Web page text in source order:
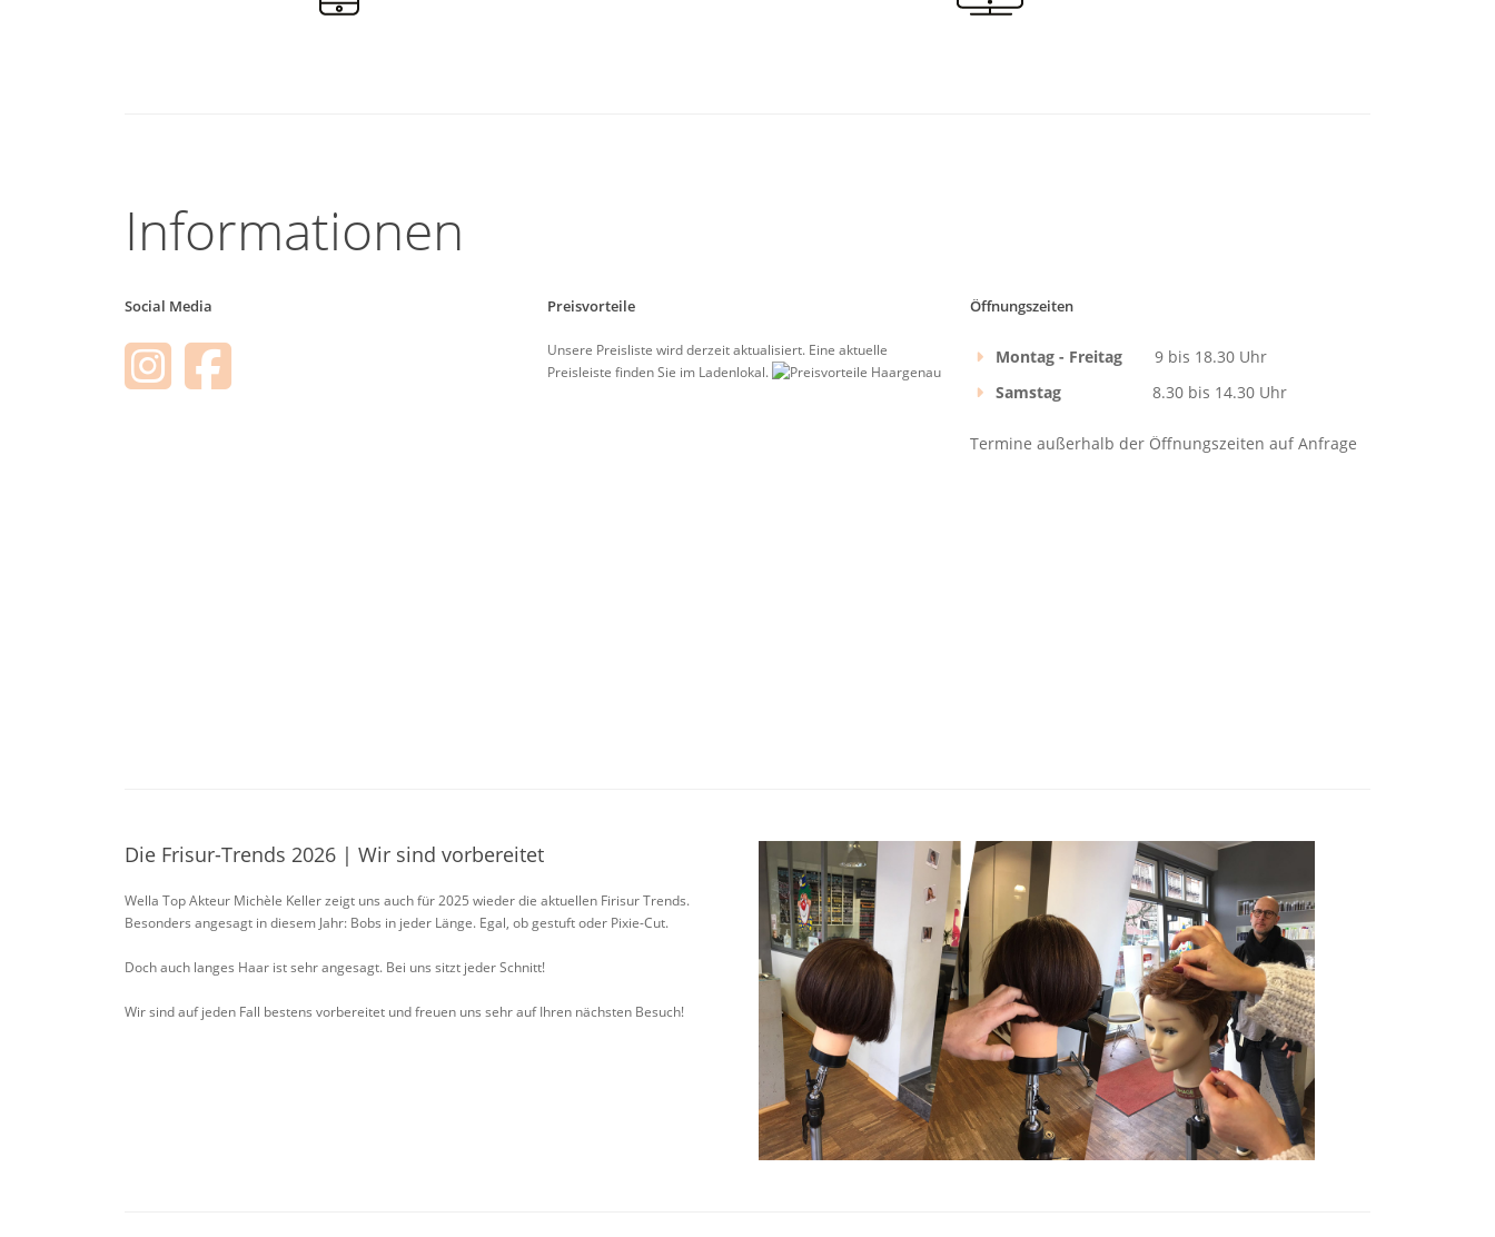
Informationen
Social Media Preisvorteile
Unsere Preisliste wird derzeit aktualisiert. Eine aktuelle
Preisleiste finden Sie im Ladenlokal.
Öffnungszeiten
Montag - Freitag
9 bis 18.30 Uhr
Samstag
8.30 bis 14.30 Uhr
Termine außerhalb der Öffnungszeiten auf Anfrage
Die Frisur-Trends 2026 | Wir sind vorbereitet
Wella Top Akteur Michèle Keller zeigt uns auch für 2025 wieder die aktuellen Firisur Trends.
Besonders angesagt in diesem Jahr: Bobs in jeder Länge. Egal, ob gestuft oder Pixie-Cut.
Doch auch langes Haar ist sehr angesagt. Bei uns sitzt jeder Schnitt!
Wir sind auf jeden Fall bestens vorbereitet und freuen uns sehr auf Ihren nächsten Besuch!